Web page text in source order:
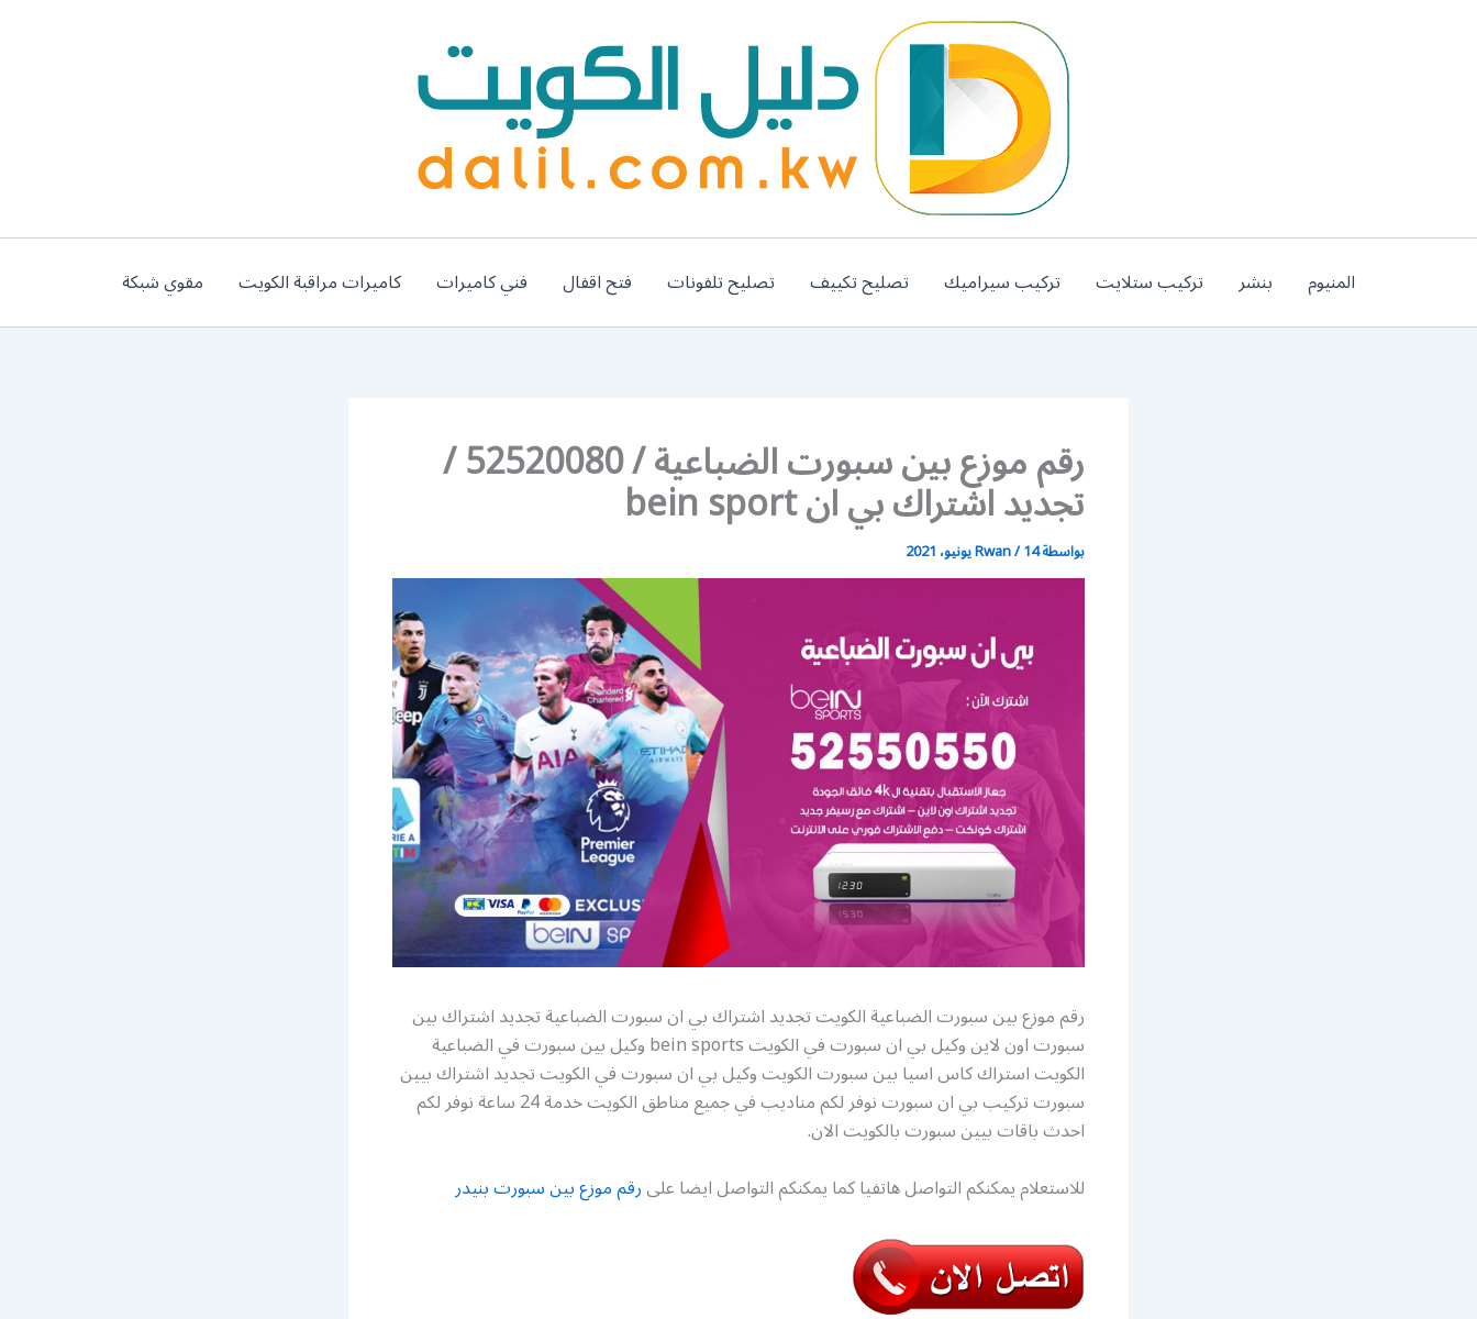
المنيوم بنشر تركيب ستلايت تركيب سيراميك تصليح تكييف تصليح تلفونات فتح اقفال فني كاميرات كاميرات مراقبة الكويت مقوي شبكة
رقم موزع بين سبورت الضباعية / 52520080 /
تجديد اشتراك بي ان bein sport
بواسطة Rwan/14 يونيو، 2021
رقم موزع بين سبورت الضباعية الكويت تجديد اشتراك بي ان سبورت الضباعية تجديد اشتراك بين
سبورت اون لاين وكيل بي ان سبورت في الكويت bein sports وكيل بين سبورت في الضباعية
الكويت استراك كاس اسيا بين سبورت الكويت وكيل بي ان سبورت في الكويت تجديد اشتراك بيين
سبورت تركيب بي ان سبورت نوفر لكم مناديب في جميع مناطق الكويت خدمة 24 ساعة نوفر لكم
احدث باقات بيين سبورت بالكويت الان.
للاستعلام يمكنكم التواصل هاتفيا كما يمكنكم التواصل ايضا علىرقم موزع بين سبورت بنيدر